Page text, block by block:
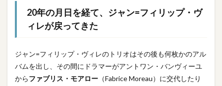
20年の月日を経て、ジャン=フィリップ・ヴ
ィレが戻ってきた
ジャン=フィリップ・ヴィレのトリオはその後も何枚かのアル
バムを出し、その間にドラマーがアントワン・バンヴィーユ
からファブリス・モアロー （Fabrice Moreau）に交代したり